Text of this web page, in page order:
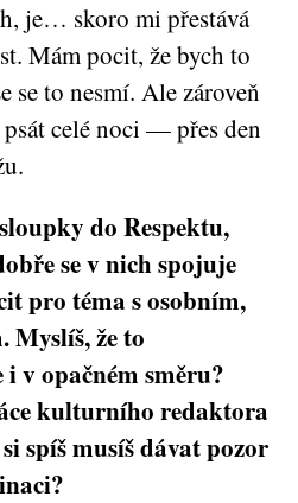
je… skoro mi přestává
Mám pocit, že bych to
se to nesmí. Ale zároveň
celé noci — přes den
do Respektu,
se v nich spojuje
pro téma s osobním,
že to
v opačném směru?
kulturního redaktora
spíš musíš dávat pozor